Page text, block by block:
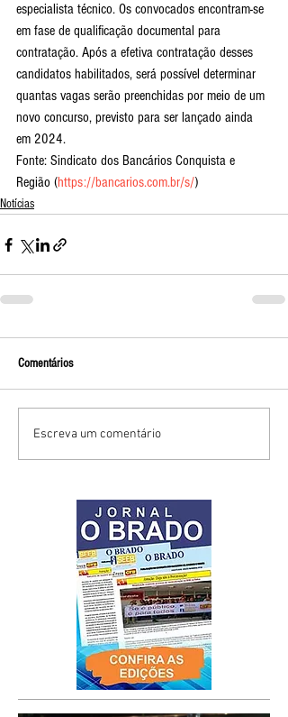
especialista técnico. Os convocados encontram-se
em fase de qualificação documental para
contratação. Após a efetiva contratação desses
candidatos habilitados, será possível determinar
quantas vagas serão preenchidas por meio de um
novo concurso, previsto para ser lançado ainda
em 2024.
Fonte: Sindicato dos Bancários Conquista e
Região (https://bancarios.com.br/s/)
Notícias
Comentários
Escreva um comentário